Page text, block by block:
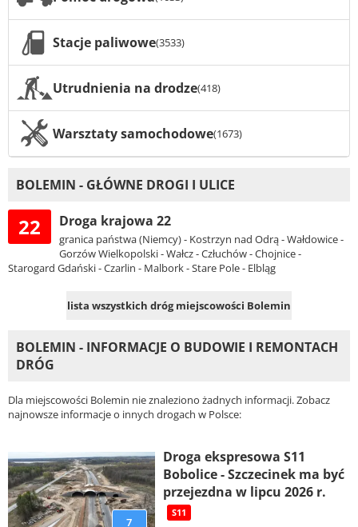
Stacje paliwowe(3533)
Utrudnienia na drodze(418)
Warsztaty samochodowe(1673)
BOLEMIN - GŁÓWNE DROGI I ULICE
22 Droga krajowa 22
granica państwa (Niemcy) - Kostrzyn nad Odrą - Wałdowice -
Gorzów Wielkopolski - Wałcz - Człuchów - Chojnice -
Starogard Gdański - Czarlin - Malbork - Stare Pole - Elbląg
lista wszystkich dróg miejscowości Bolemin
BOLEMIN - INFORMACJE O BUDOWIE I REMONTACH
DRÓG
Dla miejscowości Bolemin nie znaleziono żadnych informacji. Zobacz
najnowsze informacje o innych drogach w Polsce:
7
Droga ekspresowa S11
Bobolice - Szczecinek ma być
przejezdna w lipcu 2026 r.
S11